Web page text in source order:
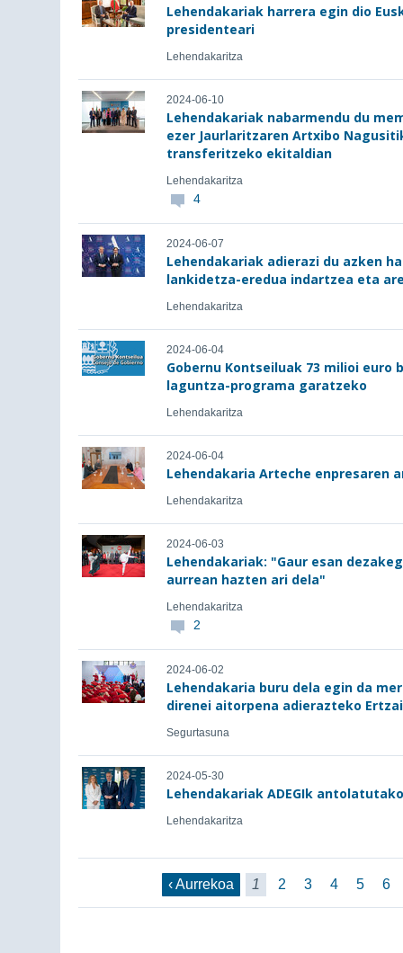
Lehendakariak harrera egin dio
presidenteari
Lehendakaritza
2024-06-10
Lehendakariak nabarmendu du
ezer Jaurlaritzaren Artxibo
transferitzeko ekitaldian
Lehendakaritza
4
2024-06-07
Lehendakariak adierazi du azken
lankidetza-eredua indartzea eta
Lehendakaritza
2024-06-04
Gobernu Kontseiluak 73 milioi euro
laguntza-programa garatzeko
Lehendakaritza
2024-06-04
Lehendakaria Arteche enpresaren
Lehendakaritza
2024-06-03
Lehendakariak: "Gaur esan
aurrean hazten ari dela"
Lehendakaritza
2
2024-06-02
Lehendakaria buru dela egin da
direnei aitorpena adierazteko
Segurtasuna
2024-05-30
Lehendakariak ADEGIk
Lehendakaritza
‹ Aurrekoa 1 2 3 4 5 6